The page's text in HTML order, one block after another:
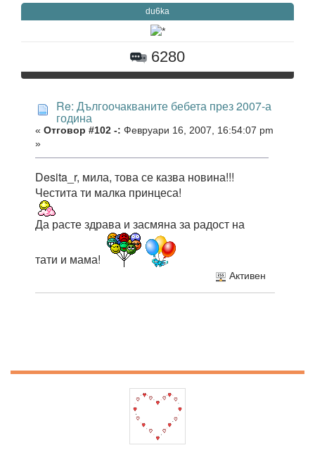
du6ka
6280
Re: Дългоочакваните бебета през 2007-а
година
« Отговор #102 -: Февруари 16, 2007, 16:54:07 pm
»
Desita_r, мила, това се казва новина!!!
Честита ти малка принцеса!
Да расте здрава и засмяна за радост на
тати и мама!
Активен